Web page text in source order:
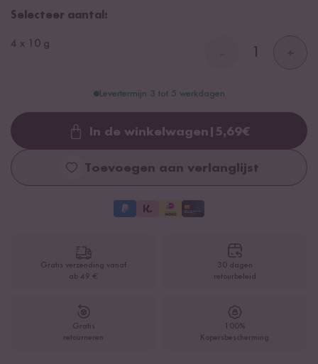
Selecteer aantal:
4 x 10 g
Levertermijn 3 tot 5 werkdagen
Loading...
In de winkelwagen 5,69€
Toevoegen aan verlanglijst
Gratis verzending vanaf
ab 49 €
30 dagen
retourbeleid
Gratis
retourneren
100%
Kopersbescherming